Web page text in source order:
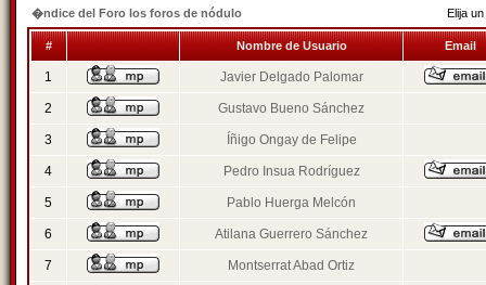
�ndice del Foro los foros de nódulo Elija
# Nombre de Usuario Email
1 Javier Delgado Palomar
2 Gustavo Bueno Sánchez
3 Íñigo Ongay de Felipe
4 Pedro Insua Rodríguez
5 Pablo Huerga Melcón
6 Atilana Guerrero Sánchez
7 Montserrat Abad Ortiz